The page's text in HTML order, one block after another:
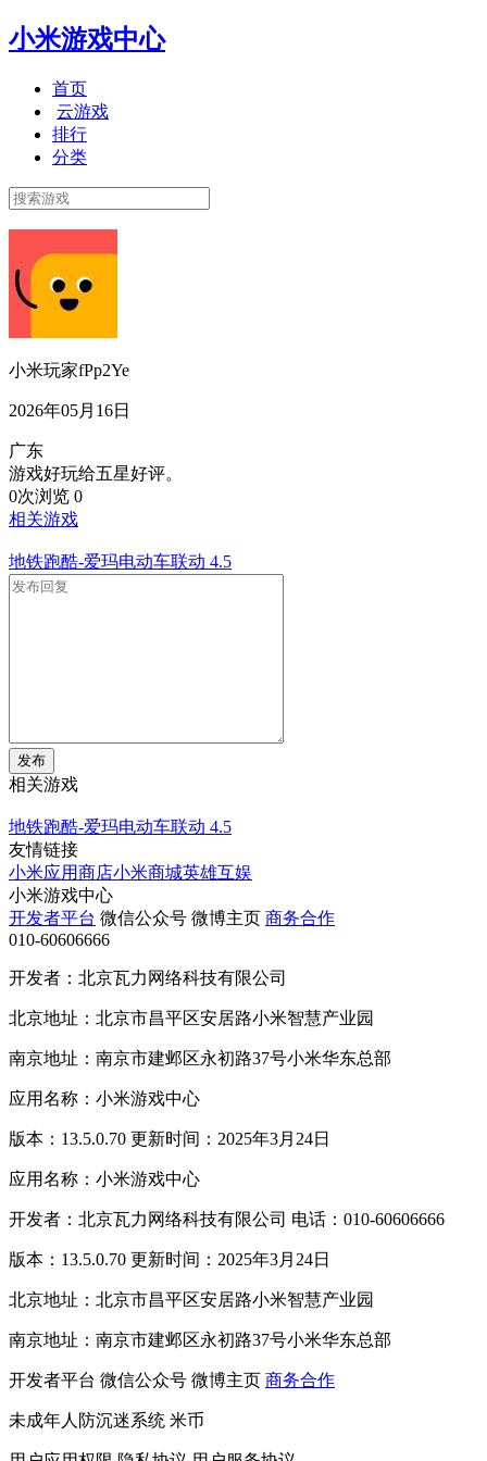
小米游戏中心
首页
云游戏
排行
分类
小米玩家fPp2Ye
2026年05月16日
广东
游戏好玩给五星好评。
0次浏览 0
相关游戏
地铁跑酷-爱玛电动车联动 4.5
发布
相关游戏
地铁跑酷-爱玛电动车联动 4.5
友情链接
小米应用商店小米商城英雄互娱
小米游戏中心
开发者平台 微信公众号 微博主页 商务合作
010-60606666
开发者：北京瓦力网络科技有限公司
北京地址：北京市昌平区安居路小米智慧产业园
南京地址：南京市建邺区永初路37号小米华东总部
应用名称：小米游戏中心
版本：13.5.0.70 更新时间：2025年3月24日
应用名称：小米游戏中心
开发者：北京瓦力网络科技有限公司 电话：010-60606666
版本：13.5.0.70 更新时间：2025年3月24日
北京地址：北京市昌平区安居路小米智慧产业园
南京地址：南京市建邺区永初路37号小米华东总部
开发者平台 微信公众号 微博主页 商务合作
未成年人防沉迷系统 米币